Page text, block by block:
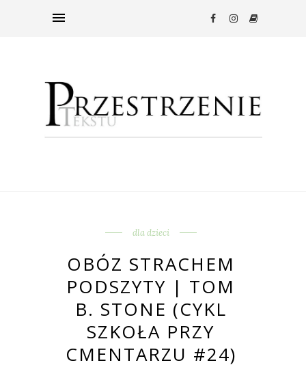
dla dzieci
OBÓZ STRACHEM
PODSZYTY | TOM
B. STONE (CYKL
SZKOŁA PRZY
CMENTARZU #24)